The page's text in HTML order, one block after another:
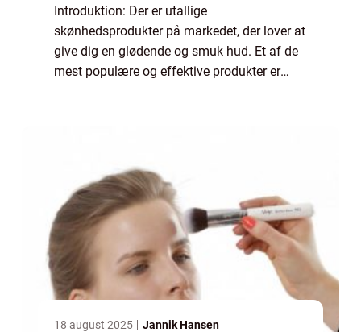
Introduktion: Der er utallige
skønhedsprodukter på markedet, der lover at
give dig en glødende og smuk hud. Et af de
mest populære og effektive produkter er
18 august 2025 Jannik Hansen